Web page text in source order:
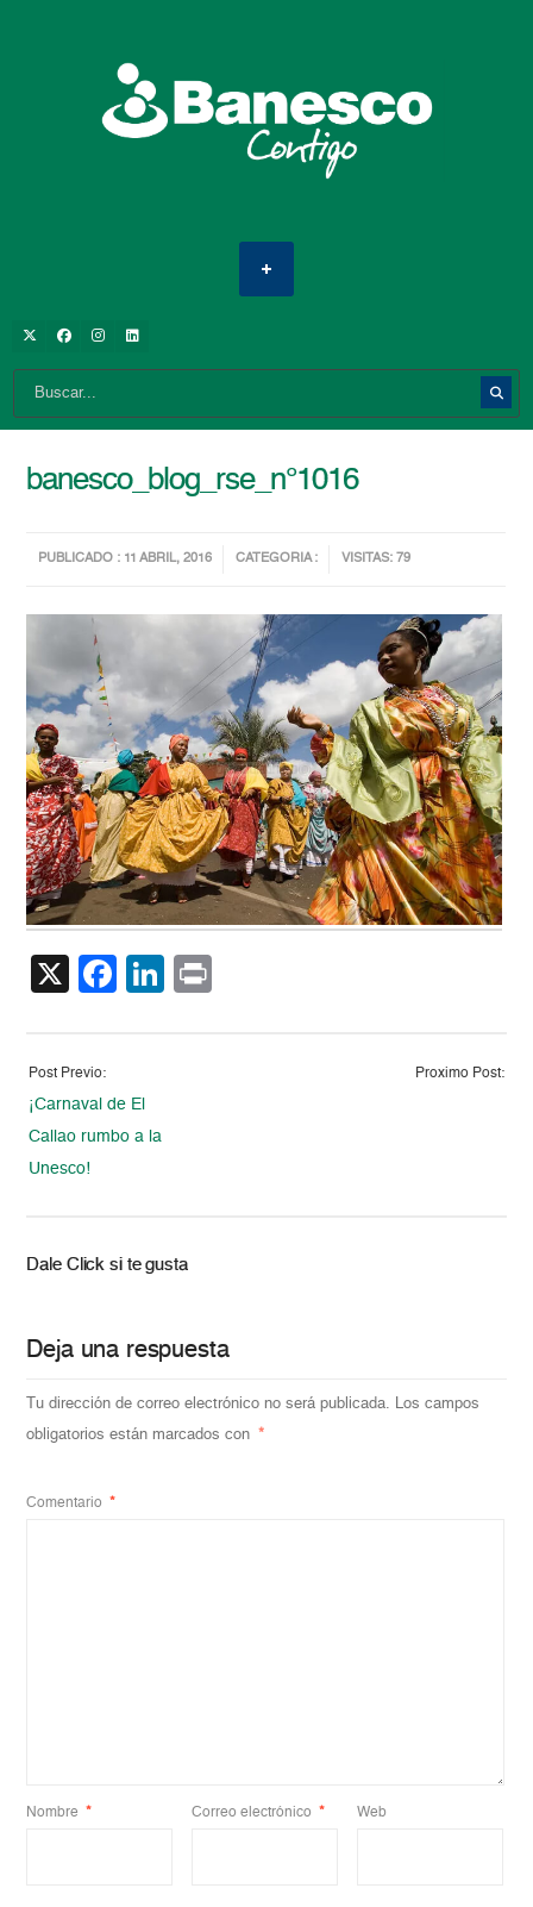
banesco_blog_rse_n°1016
PUBLICADO : 11 ABRIL, 2016 CATEGORIA : VISITAS: 79
X Facebook
LinkedIn
Post Previo:
¡Carnaval de El
Callao rumbo a la
Unesco!
Proximo Post:
Dale Click si te gusta
Deja una respuesta
Tu dirección de correo electrónico no será publicada. Los campos
obligatorios están marcados con *
Comentario *
Nombre * Correo electrónico * Web